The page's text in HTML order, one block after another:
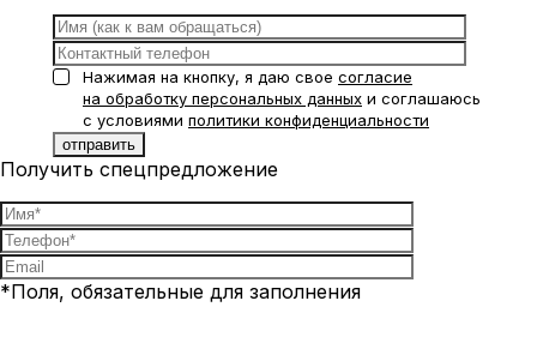
Нажимая на кнопку, я даю свое согласие
на обработку персональных данных и соглашаюсь
с условиями политики конфиденциальности
Получить спецпредложение
*Поля, обязательные для заполнения